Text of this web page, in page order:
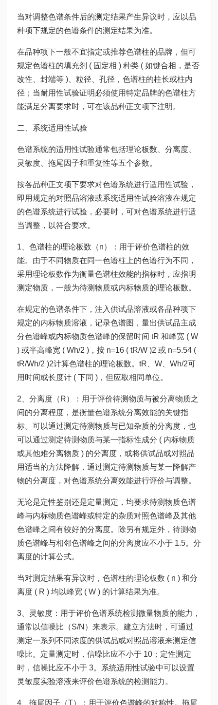
当对调整色谱条件后的测定结果产生异议时，应以品
种项下规定的色谱条件的测定结果为准。
在品种项下一般不宜指定或推荐色谱柱的品牌，但可
规定色谱柱的填充剂 ( 固定相 ) 种类 ( 如键合相，是否
改性、封端等 )、粒径、孔径，色谱柱的柱长或柱内
径；当耐用性试验证明必须使用特定品牌的色谱柱方
能满足分离要求时，可在该品种正文项下注明。
二、系统适用性试验
色谱系统的适用性试验通常包括理论板数、分离度、
灵敏度、拖尾因子和重复性等五个参数。
按各品种正文项下要求对色谱系统进行适用性试验，
即用规定的对照品溶液或系统适用性试验溶液在规定
的色谱系统进行试验，必要时，可对色谱系统进行适
当调整，以符合要求。
1、色谱柱的理论板数（n）：用于评价色谱柱的效
能。由于不同物质在同一色谱柱上的色谱行为不同，
采用理论板数作为衡量色谱柱效能的指标时，应指明
测定物质，一般为待测物质或内标物质的理论板数。
在规定的色谱条件下，注入供试品溶液或各品种项下
规定的内标物质溶液，记录色谱图，量出供试品主成
分色谱峰或内标物质色谱峰的保留时间 tR 和峰宽 ( W
) 或半高峰宽 ( Wh/2 )，按 n=16 ( tR/W )2 或 n=5.54 (
tR/Wh/2 )2计算色谱柱的理论板数。tR、W、Wh/2可
用时间或长度计 ( 下同 )，但应取相同单位。
2、分离度（R）：用于评价待测物质与被分离物质之
间的分离程度，是衡量色谱系统分离效能的关键指
标。可以通过测定待测物质与已知杂质的分离度，也
可以通过测定待测物质与某一指标性成分 ( 内标物质
或其他难分离物质 ) 的分离度，或将供试品或对照品
用适当的方法降解，通过测定待测物质与某一降解产
物的分离度，对色谱系统分离效能进行评价与调整。
无论是定性鉴别还是定量测定，均要求待测物质色谱
峰与内标物质色谱峰或特定的杂质对照色谱峰及其他
色谱峰之间有较好的分离度。除另有规定外，待测物
质色谱峰与相邻色谱峰之间的分离度应不小于 1.5。分
离度的计算公式。
当对测定结果有异议时，色谱柱的理论板数 ( n ) 和分
离度 ( R ) 均以峰宽 ( W ) 的计算结果为准。
3、灵敏度：用于评价色谱系统检测微量物质的能力，
通常以信噪比（S/N）来表示。建立方法时，可通过
测定一系列不同浓度的供试品或对照品溶液来测定信
噪比。定量测定时，信噪比应不小于 10；定性测定
时，信噪比应不小于 3。系统适用性试验中可以设置
灵敏度实验溶液来评价色谱系统的检测能力。
4、拖尾因子（T）：用于评价色谱峰的对称性。拖尾